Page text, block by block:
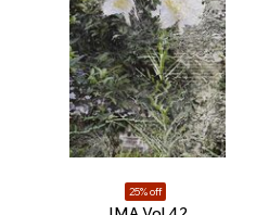
25% off